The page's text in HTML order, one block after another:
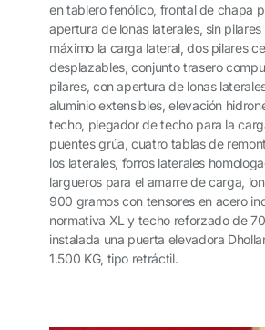
en tablero fenólico, frontal de chapa
apertura de lonas laterales, sin
máximo la carga lateral, dos pilares
desplazables, conjunto trasero
pilares, con apertura de lonas
aluminio extensibles, elevación
techo, plegador de techo para la
puentes grúa, cuatro tablas de
los laterales, forros laterales
largueros para el amarre de carga,
900 gramos con tensores en acero
normativa XL y techo reforzado de
instalada una puerta elevadora
1.500 KG, tipo retráctil.